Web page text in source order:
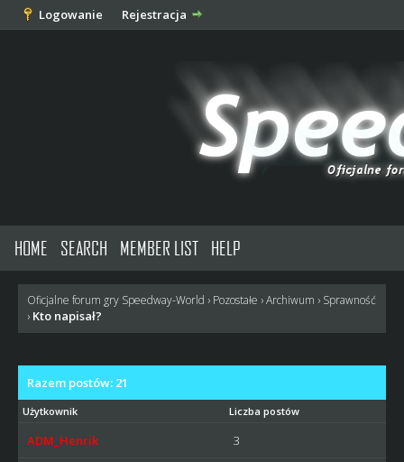
Logowanie Rejestracja
HOME SEARCH MEMBER LIST HELP
Oficjalne forum gry Speedway-World › Pozostałe ›Archiwum › Sprawność
› Kto napisał?
Razem postów: 21
Użytkownik Liczba postów
ADM_Henrik 3